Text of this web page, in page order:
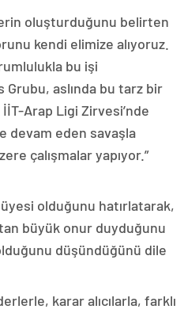
oluşturduğunu belirten
kendi elimize alıyoruz.
bu işi
Grubu, aslında bu tarz bir
Arap Ligi Zirvesi’nde
devam eden savaşla
çalışmalar yapıyor.”
olduğunu hatırlatarak,
büyük onur duyduğunu
düşündüğünü dile
karar alıcılarla, farklı